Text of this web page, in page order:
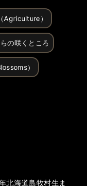
Agriculture）
の咲くところ
）
北海道島牧村生ま